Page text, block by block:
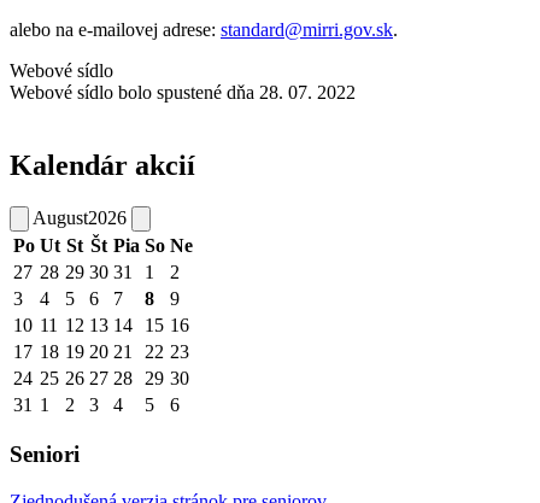
alebo na e-mailovej adrese: standard@mirri.gov.sk.
Webové sídlo
Webové sídlo bolo spustené dňa 28. 07. 2022
Kalendár akcií
August2026
Po Ut St Št Pia So Ne
27 28 29 30 31 1
2
3
4 5 6 7 8
9
10 11 12 13 14 15 16
17 18 19 20 21 22 23
24 25 26 27 28 29 30
31 1 2 3 4 5 6
Seniori